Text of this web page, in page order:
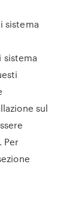
sistema
sul
Per